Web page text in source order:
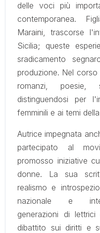
delle voci più
contemporanea.
Maraini, trascorse
Sicilia; queste
sradicamento
produzione. Nel
romanzi,
distinguendosi per
femminili e ai temi
Autrice impegnata
partecipato al
promosso iniziative
donne. La sua
realismo e
nazionale e
generazioni di
dibattito sui diritti e